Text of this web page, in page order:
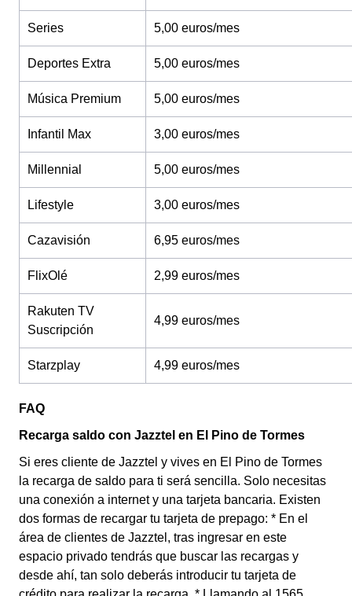
Series 5,00 euros/mes
Deportes Extra 5,00 euros/mes
Música Premium 5,00 euros/mes
Infantil Max 3,00 euros/mes
Millennial 5,00 euros/mes
Lifestyle 3,00 euros/mes
Cazavisión 6,95 euros/mes
FlixOlé 2,99 euros/mes
Rakuten TV
Suscripción
4,99 euros/mes
Starzplay 4,99 euros/mes
FAQ
Recarga saldo con Jazztel en El Pino de Tormes
Si eres cliente de Jazztel y vives en El Pino de Tormes
la recarga de saldo para ti será sencilla. Solo necesitas
una conexión a internet y una tarjeta bancaria. Existen
dos formas de recargar tu tarjeta de prepago: * En el
área de clientes de Jazztel, tras ingresar en este
espacio privado tendrás que buscar las recargas y
desde ahí, tan solo deberás introducir tu tarjeta de